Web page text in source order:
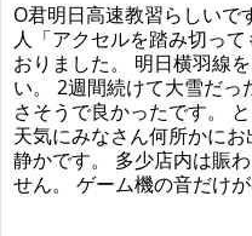
O君明日高速教習らしいで
人「アクセルを踏み切っ
おりました。 明日横羽線
い。 2週間続けて大雪だっ
さそうで良かったです。
天気にみなさん何所かに
静かです。 多少店内は賑
せん。 ゲーム機の音だけ